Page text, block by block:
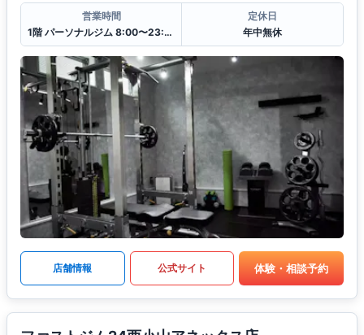
営業時間
1階 パーソナルジム 8:00〜23:00
定休日
年中無休
店舗情報 公式サイト 体験・相談予約